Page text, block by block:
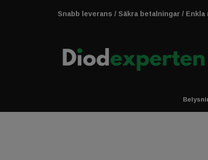
Snabb leverans / Säkra betalningar /